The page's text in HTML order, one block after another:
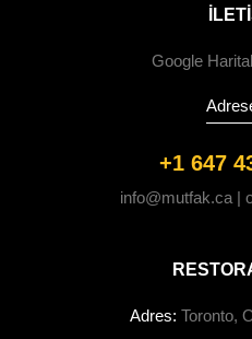
Google
+1 647
info@mutfak.ca |
Adres: Toronto,